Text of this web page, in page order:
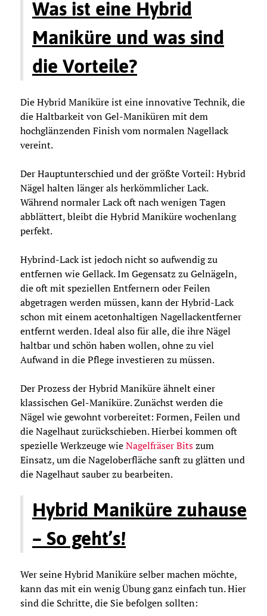
Was ist eine Hybrid
Maniküre und was sind
die Vorteile?
Die Hybrid Maniküre ist eine innovative Technik, die
die Haltbarkeit von Gel-Maniküren mit dem
hochglänzenden Finish vom normalen Nagellack
vereint.
Der Hauptunterschied und der größte Vorteil: Hybrid
Nägel halten länger als herkömmlicher Lack.
Während normaler Lack oft nach wenigen Tagen
abblättert, bleibt die Hybrid Maniküre wochenlang
perfekt.
Hybrind-Lack ist jedoch nicht so aufwendig zu
entfernen wie Gellack. Im Gegensatz zu Gelnägeln,
die oft mit speziellen Entfernern oder Feilen
abgetragen werden müssen, kann der Hybrid-Lack
schon mit einem acetonhaltigen Nagellackentferner
entfernt werden. Ideal also für alle, die ihre Nägel
haltbar und schön haben wollen, ohne zu viel
Aufwand in die Pflege investieren zu müssen.
Der Prozess der Hybrid Maniküre ähnelt einer
klassischen Gel-Maniküre. Zunächst werden die
Nägel wie gewohnt vorbereitet: Formen, Feilen und
die Nagelhaut zurückschieben. Hierbei kommen oft
spezielle Werkzeuge wieNagelfräser Bitszum
Einsatz, um die Nageloberfläche sanft zu glätten und
die Nagelhaut sauber zu bearbeiten.
Hybrid Maniküre zuhause
– So geht’s!
Wer seine Hybrid Maniküre selber machen möchte,
kann das mit ein wenig Übung ganz einfach tun. Hier
sind die Schritte, die Sie befolgen sollten: